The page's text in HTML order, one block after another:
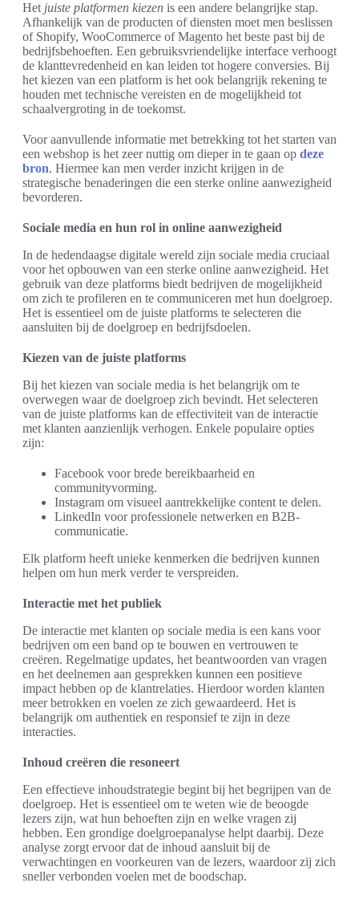
Het juiste platformen kiezen is een andere belangrijke stap.
Afhankelijk van de producten of diensten moet men beslissen
of Shopify, WooCommerce of Magento het beste past bij de
bedrijfsbehoeften. Een gebruiksvriendelijke interface verhoogt
de klanttevredenheid en kan leiden tot hogere conversies. Bij
het kiezen van een platform is het ook belangrijk rekening te
houden met technische vereisten en de mogelijkheid tot
schaalvergroting in de toekomst.
Voor aanvullende informatie met betrekking tot het starten van
een webshop is het zeer nuttig om dieper in te gaan op deze
bron. Hiermee kan men verder inzicht krijgen in de
strategische benaderingen die een sterke online aanwezigheid
bevorderen.
Sociale media en hun rol in online aanwezigheid
In de hedendaagse digitale wereld zijn sociale media cruciaal
voor het opbouwen van een sterke online aanwezigheid. Het
gebruik van deze platforms biedt bedrijven de mogelijkheid
om zich te profileren en te communiceren met hun doelgroep.
Het is essentieel om de juiste platforms te selecteren die
aansluiten bij de doelgroep en bedrijfsdoelen.
Kiezen van de juiste platforms
Bij het kiezen van sociale media is het belangrijk om te
overwegen waar de doelgroep zich bevindt. Het selecteren
van de juiste platforms kan de effectiviteit van de interactie
met klanten aanzienlijk verhogen. Enkele populaire opties
zijn:
Facebook voor brede bereikbaarheid en
communityvorming.
Instagram om visueel aantrekkelijke content te delen.
LinkedIn voor professionele netwerken en B2B-
communicatie.
Elk platform heeft unieke kenmerken die bedrijven kunnen
helpen om hun merk verder te verspreiden.
Interactie met het publiek
De interactie met klanten op sociale media is een kans voor
bedrijven om een band op te bouwen en vertrouwen te
creëren. Regelmatige updates, het beantwoorden van vragen
en het deelnemen aan gesprekken kunnen een positieve
impact hebben op de klantrelaties. Hierdoor worden klanten
meer betrokken en voelen ze zich gewaardeerd. Het is
belangrijk om authentiek en responsief te zijn in deze
interacties.
Inhoud creëren die resoneert
Een effectieve inhoudstrategie begint bij het begrijpen van de
doelgroep. Het is essentieel om te weten wie de beoogde
lezers zijn, wat hun behoeften zijn en welke vragen zij
hebben. Een grondige doelgroepanalyse helpt daarbij. Deze
analyse zorgt ervoor dat de inhoud aansluit bij de
verwachtingen en voorkeuren van de lezers, waardoor zij zich
sneller verbonden voelen met de boodschap.